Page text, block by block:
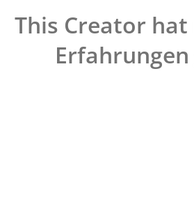
This Creator